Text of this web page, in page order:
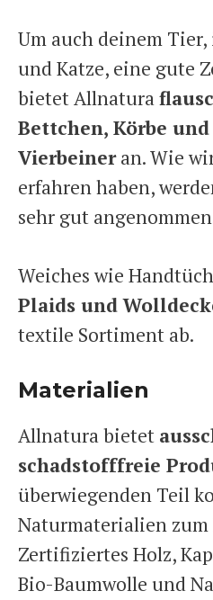
Um auch deinem
und Katze, eine gute
bietet Allnatura
Bettchen, Körbe
Vierbeineran. Wie
erfahren haben,
sehr gut
Weiches wie
Plaids und
textile Sortiment ab.
Materialien
Allnatura bietet
schadstofffreie
überwiegenden Teil
Naturmaterialien zum
Zertifiziertes Holz,
Bio-Baumwolle und